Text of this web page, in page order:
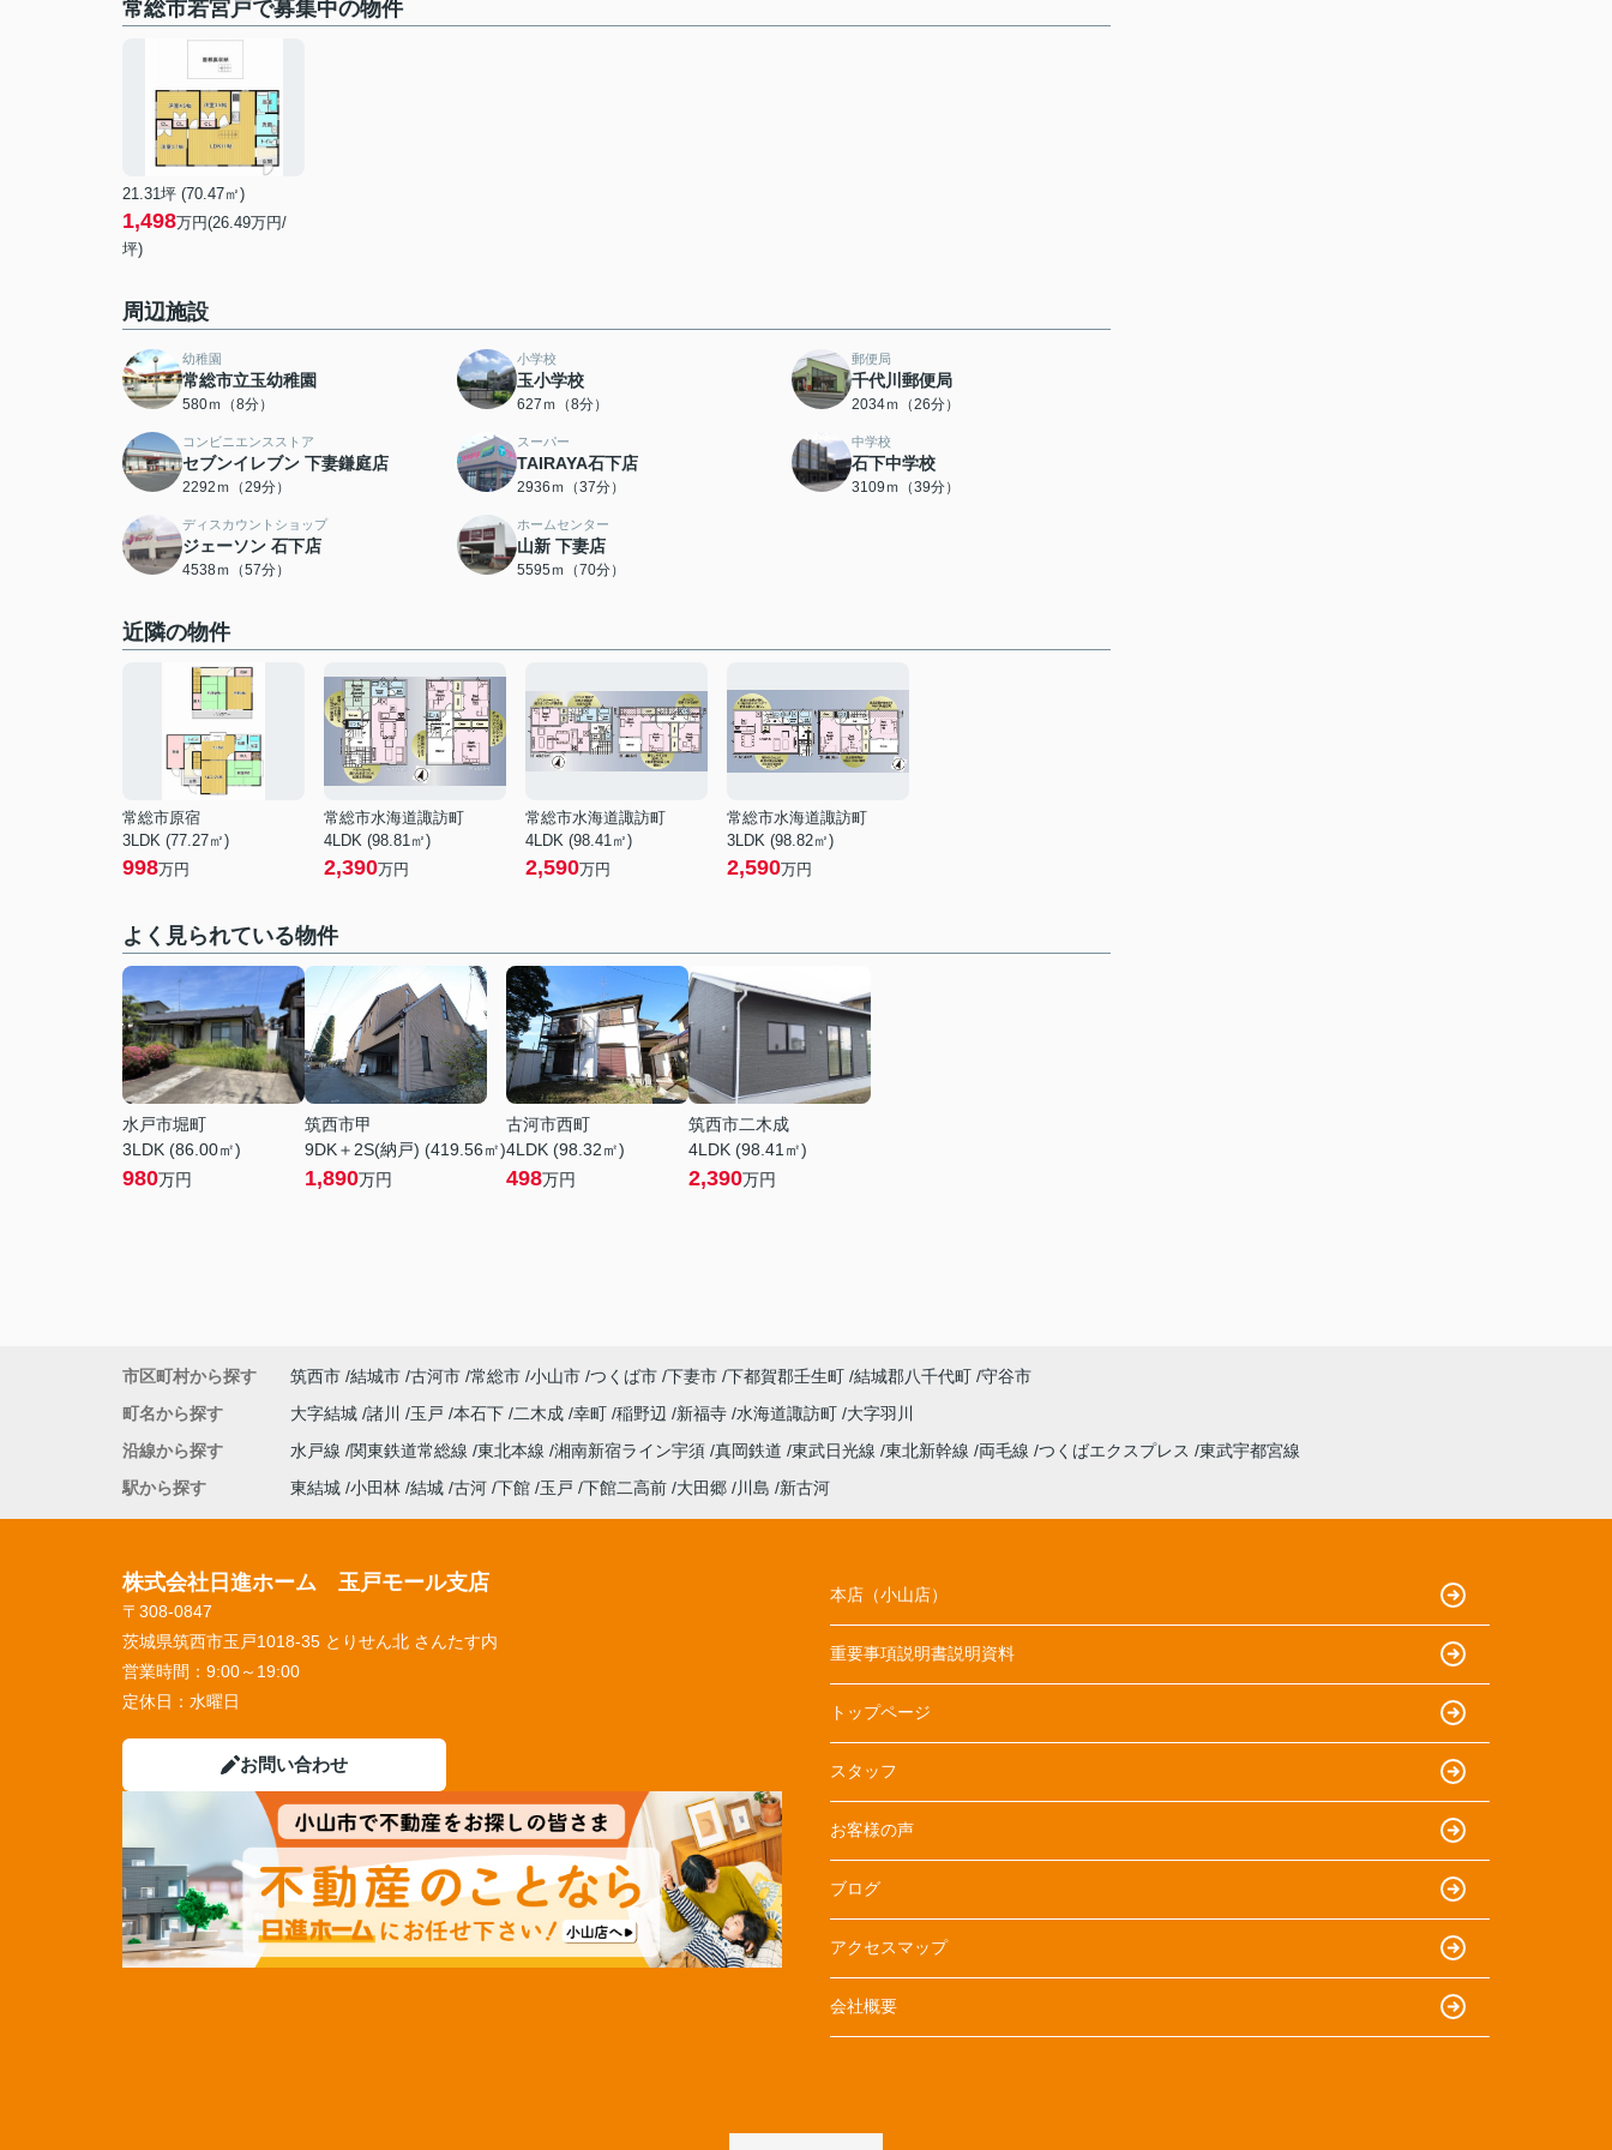
常総市若宮戸で募集中の物件
21.31坪 (70.47㎡)
1,498万円(26.49万円/
坪)
周辺施設
幼稚園
常総市立玉幼稚園
580ｍ（8分）
小学校
玉小学校
627ｍ（8分）
郵便局
千代川郵便局
2034ｍ（26分）
コンビニエンスストア
セブンイレブン 下妻鎌庭店
2292ｍ（29分）
スーパー
TAIRAYA石下店
2936ｍ（37分）
中学校
石下中学校
3109ｍ（39分）
ディスカウントショップ
ジェーソン 石下店
4538ｍ（57分）
ホームセンター
山新 下妻店
5595ｍ（70分）
近隣の物件
常総市原宿
3LDK (77.27㎡)
998万円
常総市水海道諏訪町
4LDK (98.81㎡)
2,390万円
常総市水海道諏訪町
4LDK (98.41㎡)
2,590万円
常総市水海道諏訪町
3LDK (98.82㎡)
2,590万円
よく見られている物件
水戸市堀町
3LDK (86.00㎡)
980万円
筑西市甲
9DK＋2S(納戸) (419.56㎡)
1,890万円
古河市西町
4LDK (98.32㎡)
498万円
筑西市二木成
4LDK (98.41㎡)
2,390万円
市区町村から探す 筑西市 結城市 古河市 常総市 小山市 つくば市 下妻市 下都賀郡壬生町 結城郡八千代町 守谷市
町名から探す
大字結城 諸川 玉戸 本石下 二木成 幸町 稲野辺 新福寺 水海道諏訪町 大字羽川
沿線から探す
水戸線 関東鉄道常総線 東北本線 湘南新宿ライン宇須 真岡鉄道 東武日光線 東北新幹線 両毛線 つくばエクスプレス
東武宇都宮線
駅から探す
東結城 小田林 結城 古河 下館 玉戸 下館二高前 大田郷 川島 新古河
株式会社日進ホーム 玉戸モール支店
〒308-0847
茨城県筑西市玉戸1018-35 とりせん北 さんたす内
営業時間： 9:00～19:00
定休日： 水曜日
お問い合わせ
本店（小山店）
重要事項説明書説明資料
トップページ
スタッフ
お客様の声
ブログ
アクセスマップ
会社概要